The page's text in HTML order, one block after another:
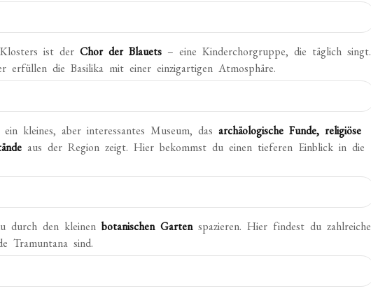
Klosters ist derChor der Blauets – eine Kinderchorgruppe, die täglich singt.
erfüllen die Basilika mit einer einzigartigen Atmosphäre.
kleines, aber interessantes Museum, dasarchäologische Funde, religiöse
aus der Region zeigt. Hier bekommst du einen tieferen Einblick in die
durch den kleinenbotanischen Gartenspazieren. Hier findest du zahlreiche
Tramuntana sind.